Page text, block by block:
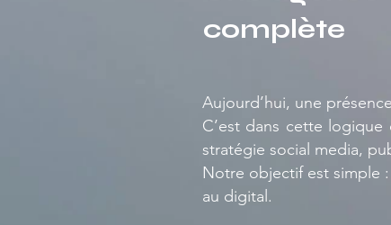
complète
Aujourd’hui, une
C’est dans cette
stratégie social media,
Notre objectif est simple
au digital.